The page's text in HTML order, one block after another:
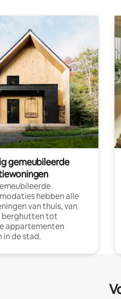
gemeubileerde
hebben alle
van thuis, van
berghutten tot
appartementen
in de stad.